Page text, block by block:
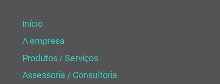
Início
A empresa
Produtos / Serviços
Assessoria / Consultoria